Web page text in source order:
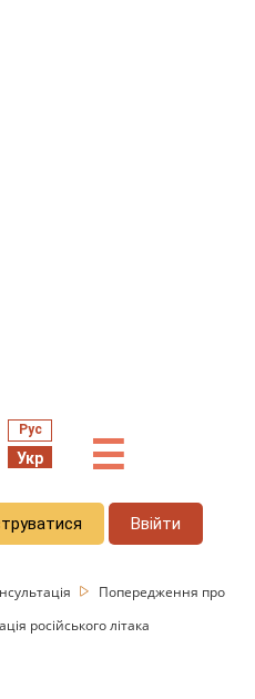
Рус
Укр ☰
Ввійти
Попередження про
російського літака